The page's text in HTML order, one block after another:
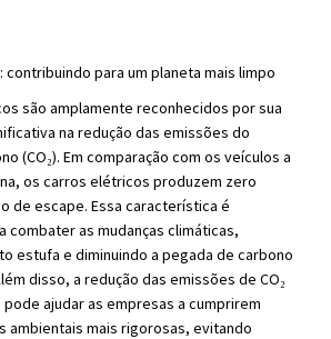
contribuindo para um planeta mais limpo
são amplamente reconhecidos por sua
na redução das emissões do
(CO₂). Em comparação com os veículos a
os carros elétricos produzem zero
de escape. Essa característica é
combater as mudanças climáticas,
estufa e diminuindo a pegada de carbono
disso, a redução das emissões de CO₂
pode ajudar as empresas a cumprirem
ambientais mais rigorosas, evitando